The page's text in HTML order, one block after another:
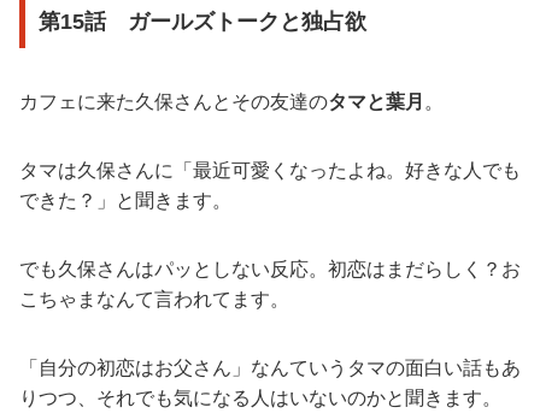
第15話 ガールズトークと独占欲
カフェに来た久保さんとその友達のタマと葉月 。
タマは久保さんに「最近可愛くなったよね。好きな人でも
できた？」と聞きます。
でも久保さんはパッとしない反応。初恋はまだらしく？お
こちゃまなんて言われてます。
「自分の初恋はお父さん」なんていうタマの面白い話もあ
りつつ、それでも気になる人はいないのかと聞きます。